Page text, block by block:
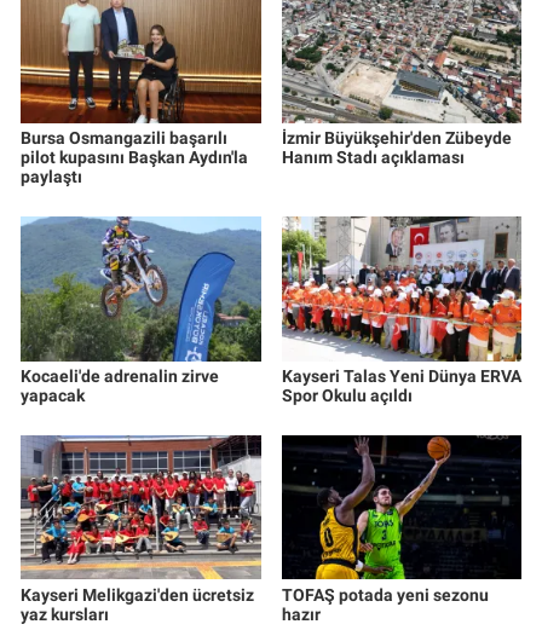
Bursa Osmangazili başarılı
pilot kupasını Başkan Aydın'la
paylaştı
İzmir Büyükşehir'den Zübeyde
Hanım Stadı açıklaması
Kocaeli'de adrenalin zirve
yapacak
Kayseri Talas Yeni Dünya ERVA
Spor Okulu açıldı
Kayseri Melikgazi'den ücretsiz
yaz kursları
TOFAŞ potada yeni sezonu
hazır